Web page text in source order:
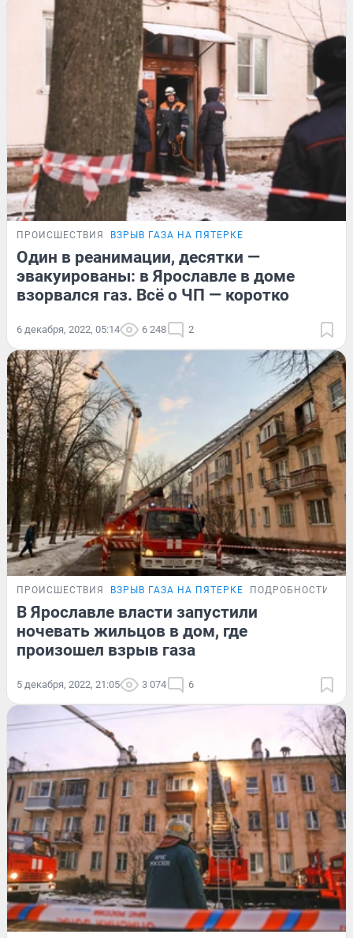
ПРОИСШЕСТВИЯ ВЗРЫВ ГАЗА НА ПЯТЕРКЕ
Один в реанимации, десятки —
эвакуированы: в Ярославле в доме
взорвался газ. Всё о ЧП — коротко
6 декабря, 2022, 05:14 6 248 2
ПРОИСШЕСТВИЯ ВЗРЫВ ГАЗА НА ПЯТЕРКЕ ПОДРОБНОСТИ
В Ярославле власти запустили
ночевать жильцов в дом, где
произошел взрыв газа
5 декабря, 2022, 21:05 3 074 6